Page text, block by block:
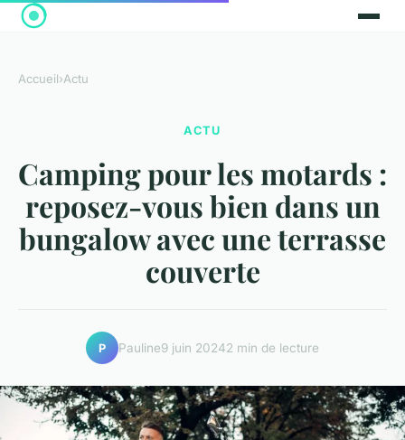
Accueil›Actu
ACTU
Camping pour les motards :
reposez-vous bien dans un
bungalow avec une terrasse
couverte
P Pauline9 juin 20242 min de lecture